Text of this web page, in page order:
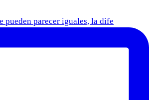
pueden parecer iguales, la dife